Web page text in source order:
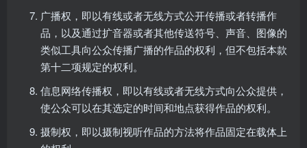
广播权，即以有线或者无线方式公开传播或者转播作
品，以及通过扩音器或者其他传送符号、声音、图像的
类似工具向公众传播广播的作品的权利，但不包括本款
第十二项规定的权利。
信息网络传播权，即以有线或者无线方式向公众提供，
使公众可以在其选定的时间和地点获得作品的权利。
摄制权，即以摄制视听作品的方法将作品固定在载体上